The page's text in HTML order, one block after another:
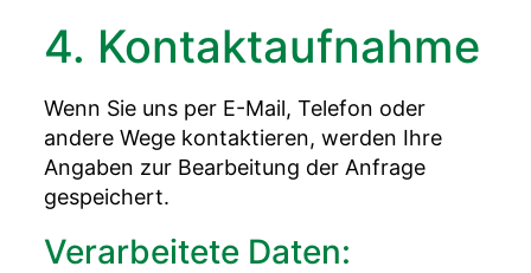
4. Kontaktaufnahme
Wenn Sie uns per E-Mail, Telefon oder
andere Wege kontaktieren, werden Ihre
Angaben zur Bearbeitung der Anfrage
gespeichert.
Verarbeitete Daten: